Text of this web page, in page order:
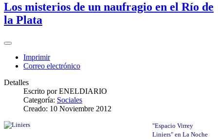
Los misterios de un naufragio en el Río de
la Plata
Imprimir
Correo electrónico
Detalles
Escrito porENELDIARIO
Categoría: Sociales
Creado: 10 Noviembre 2012
"Espacio Virrey
Liniers" en La Noche